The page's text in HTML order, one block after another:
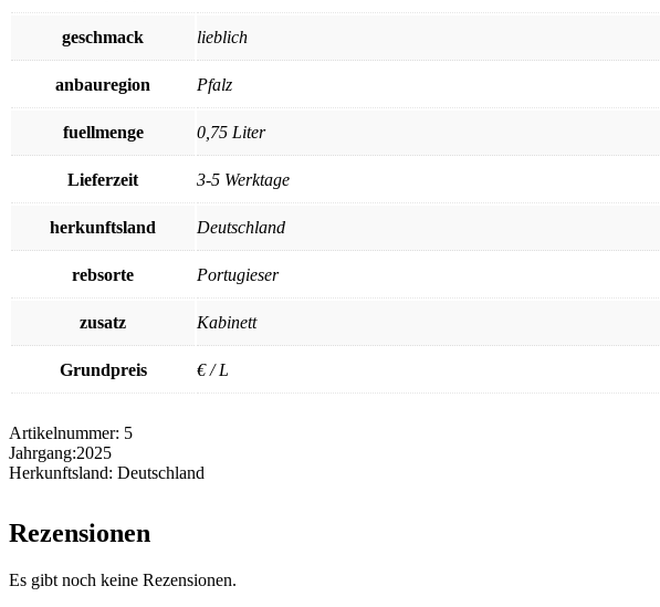
geschmack lieblich
anbauregion Pfalz
fuellmenge 0,75 Liter
Lieferzeit 3-5 Werktage
herkunftsland Deutschland
rebsorte Portugieser
zusatz Kabinett
Grundpreis € / L
Artikelnummer: 5
Jahrgang:2025
Herkunftsland: Deutschland
Rezensionen
Es gibt noch keine Rezensionen.